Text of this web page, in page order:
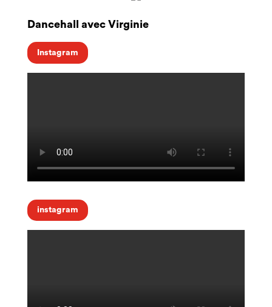
Dancehall avec Virginie
Instagram
instagram